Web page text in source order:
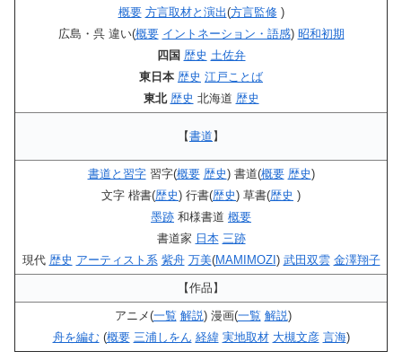
概要 方言取材と演出(方言監修)
広島・呉 違い(概要 イントネーション・語感) 昭和初期
四国 歴史 土佐弁
東日本 歴史 江戸ことば
東北 歴史 北海道 歴史
【書道 】
書道と習字習字(概要 歴史) 書道(概要 歴史)
文字 楷書(歴史) 行書(歴史) 草書(歴史 )
墨跡 和様書道 概要
書道家 日本 三跡
現代 歴史 アーティスト系 紫舟 万美(MAMIMOZI ) 武田双雲 金澤翔子
【作品】
アニメ(一覧 解説) 漫画(一覧 解説)
舟を編む (概要 三浦しをん 経緯 実地取材 大槻文彦 言海)